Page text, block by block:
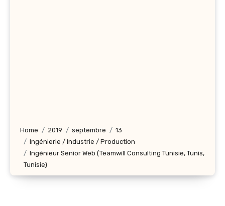
Home 2019 septembre
13
Ingénierie / Industrie / Production
Ingénieur Senior Web (Teamwill Consulting Tunisie, Tunis,
Tunisie)